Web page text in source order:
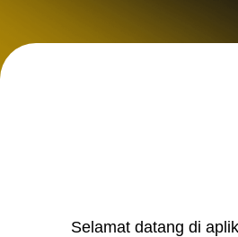
Selamat datang di